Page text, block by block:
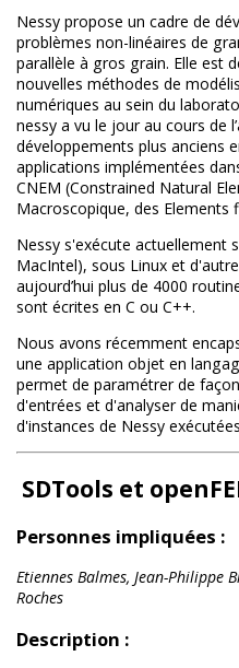
Nessy propose un cadre de
problèmes non-linéaires de
parallèle à gros grain. Elle est
nouvelles méthodes de
numériques au sein du
nessy a vu le jour au cours de
développements plus anciens
applications implémentées
CNEM (Constrained Natural
Macroscopique, des Elements
Nessy s'exécute actuellement
MacIntel), sous Linux et
aujourd’hui plus de 4000
sont écrites en C ou C++.
Nous avons récemment
une application objet en
permet de paramétrer de
d'entrées et d'analyser de
d'instances de Nessy
SDTools et
Personnes impliquées :
Etiennes Balmes, Jean-Philippe
Roches
Description :